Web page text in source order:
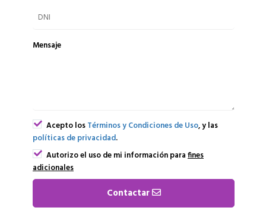
Mensaje
Acepto losTérminos y Condiciones de Uso, y las
políticas de privacidad.
Autorizo el uso de mi información parafines
adicionales
Contactar